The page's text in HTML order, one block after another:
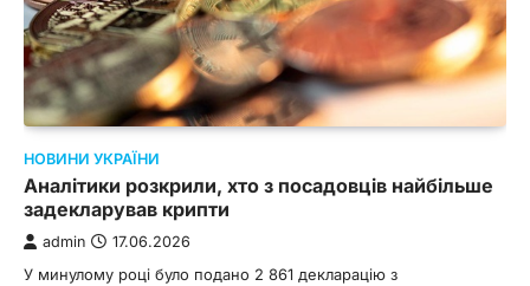
НОВИНИ УКРАЇНИ
Аналітики розкрили, хто з посадовців найбільше
задекларував крипти
admin 17.06.2026
У минулому році було подано 2 861 декларацію з